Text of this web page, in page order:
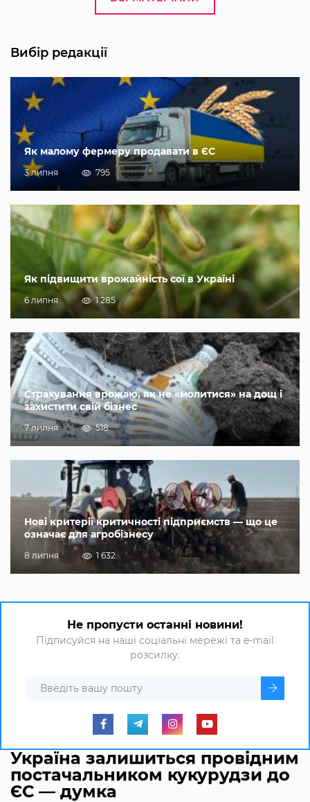
Вибір редакції
Як малому фермеру продавати в ЄС
3 липня 795
Як підвищити врожайність сої в Україні
6 липня 1 285
Страхування врожаю, як не «молитися» на дощ і
захистити свій бізнес
7 липня 518
Нові критерії критичності підприємств — що це
означає для агробізнесу
8 липня 1 632
Не пропусти останні новини!
Підписуйся на наші соціальні мережі та e-mail
розсилку.
Україна залишиться провідним
постачальником кукурудзи до
ЄС — думка